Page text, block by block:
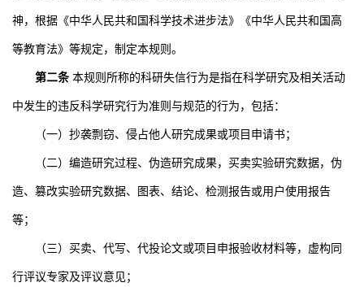
神，根据《中华人民共和国科学技术进步法》《中华人民共和国高
等教育法》等规定，制定本规则。
第二条 本规则所称的科研失信行为是指在科学研究及相关活动
中发生的违反科学研究行为准则与规范的行为，包括：
（一）抄袭剽窃、侵占他人研究成果或项目申请书；
（二）编造研究过程、伪造研究成果，买卖实验研究数据，伪
造、篡改实验研究数据、图表、结论、检测报告或用户使用报告
等；
（三）买卖、代写、代投论文或项目申报验收材料等，虚构同
行评议专家及评议意见；